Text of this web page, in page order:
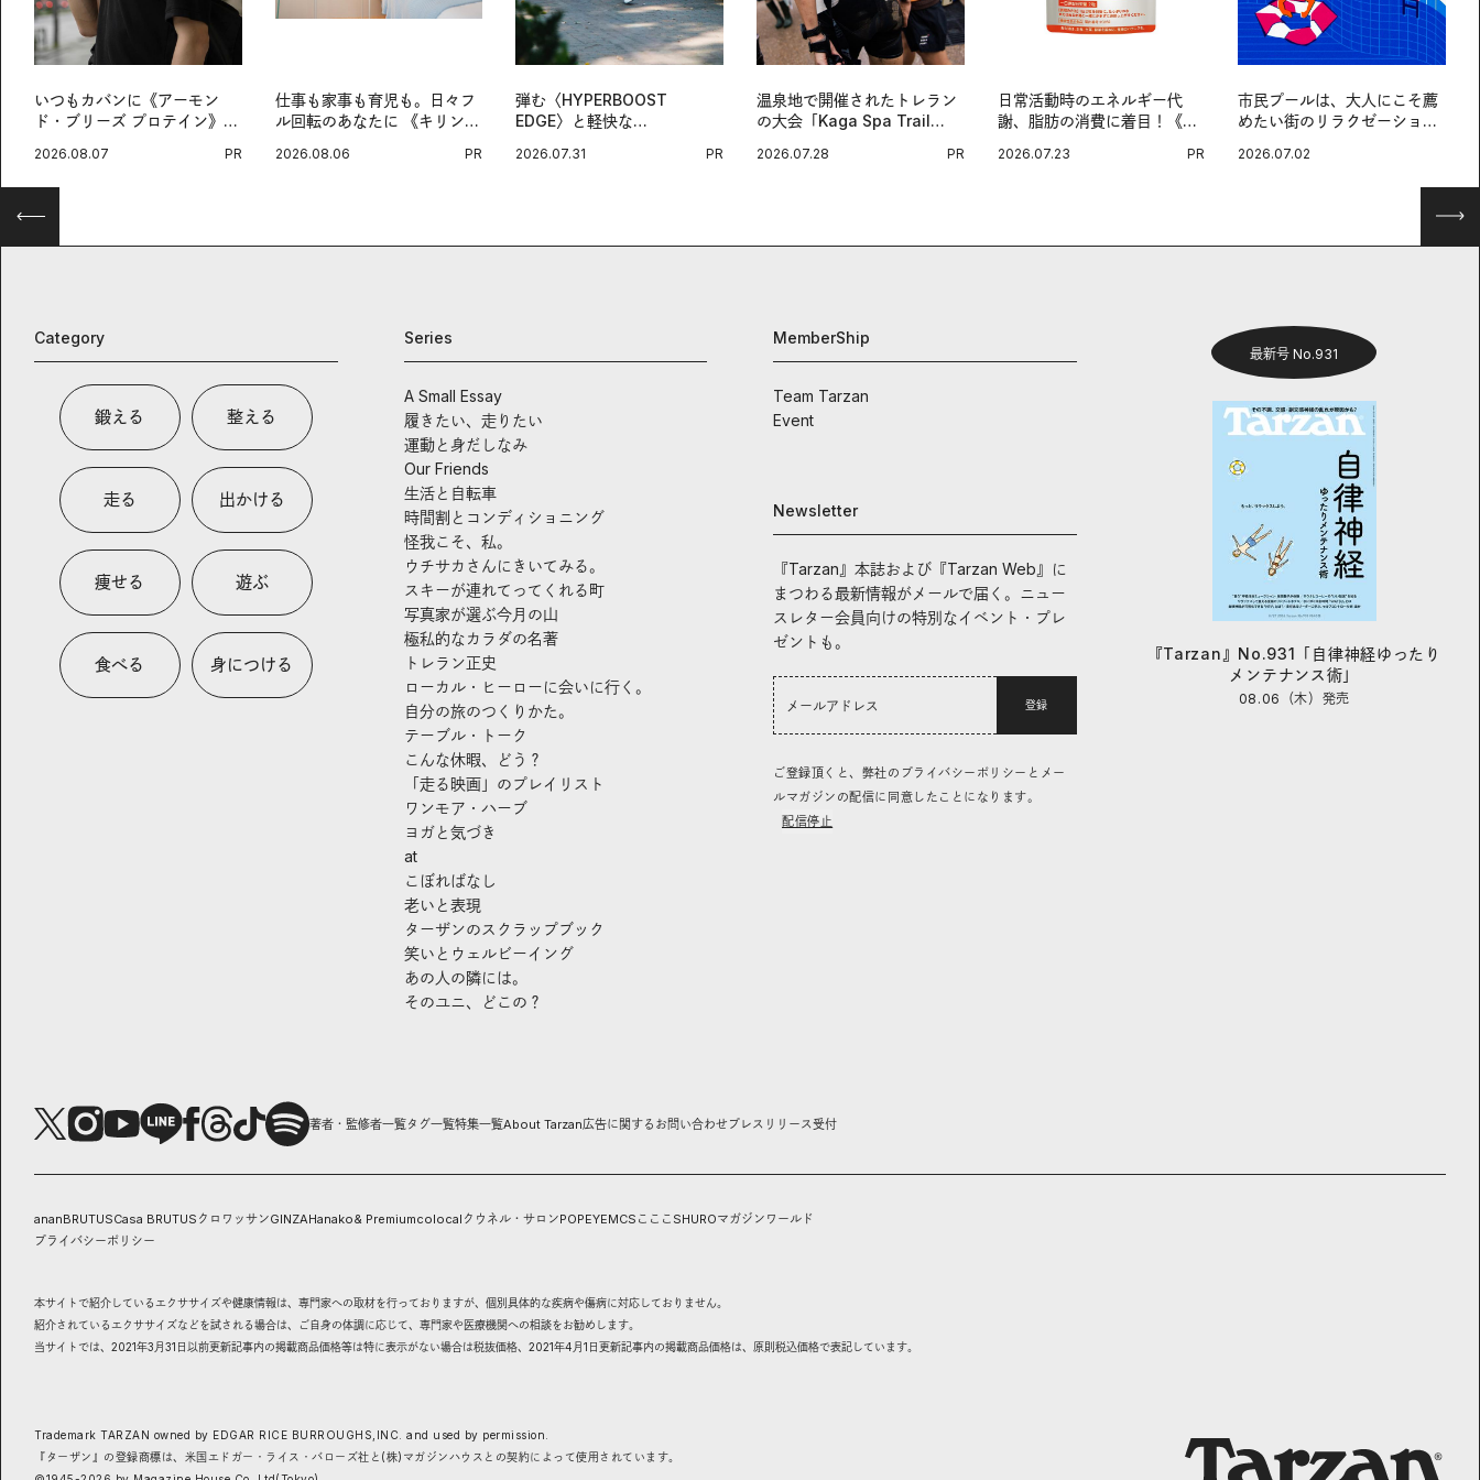
いつもカバンに《アーモン
ド・ブリーズ プロテイン》
ィショニング習慣。
2026.08.07 PR
仕事も家事も育児も。日々フ
ル回転のあなたに 《キリン
慣。
2026.08.06 PR
弾む〈HYPERBOOST
EDGE〉と軽快な
に寄り添うアディダスが打ち
2026.07.31 PR
温泉地で開催されたトレラン
の大会「Kaga Spa Trail
UTMB」。本戦を夢見るラン
2026.07.28 PR
日常活動時のエネルギー代
謝、脂肪の消費に着目！《メ
体メンテ習慣。
2026.07.23 PR
市民プールは、大人にこそ薦
めたい街のリラクゼーション
2026.07.02
Category
鍛える 整える
走る 出かける
痩せる 遊ぶ
食べる 身につける
Series
A Small Essay
履きたい、走りたい
運動と身だしなみ
Our Friends
生活と自転車
時間割とコンディショニング
怪我こそ、私。
ウチサカさんにきいてみる。
スキーが連れてってくれる町
写真家が選ぶ今月の山
極私的なカラダの名著
トレラン正史
ローカル・ヒーローに会いに行く。
自分の旅のつくりかた。
テーブル・トーク
こんな休暇、どう？
「走る映画」のプレイリスト
ワンモア・ハーブ
ヨガと気づき
at
こぼればなし
老いと表現
ターザンのスクラップブック
笑いとウェルビーイング
あの人の隣には。
そのユニ、どこの？
MemberShip
Team Tarzan
Event
Newsletter
『Tarzan』本誌および『Tarzan Web』に
まつわる最新情報がメールで届く。ニュー
スレター会員向けの特別なイベント・プレ
ゼントも。
登録
ご登録頂くと、弊社のプライバシーポリシーとメー
ルマガジンの配信に同意したことになります。
配信停止
最新号 No.931
『Tarzan』No.931「自律神経ゆったり
メンテナンス術」
08.06（木） 発売
著者・監修者一覧タグ一覧特集一覧About Tarzan広告に関するお問い合わせ プレスリリース受付
ananBRUTUSCasa BRUTUS クロワッサンGINZAHanako& Premiumcolocal クウネル・サロンPOPEYEMCS こここ SHUROマガジンワールド
プライバシーポリシー
本サイトで紹介しているエクササイズや健康情報は、専門家への取材を行っておりますが、個別具体的な疾病や傷病に対応しておりません。
紹介されているエクササイズなどを試される場合は、ご自身の体調に応じて、専門家や医療機関への相談をお勧めします。
当サイトでは、2021年3月31日以前更新記事内の掲載商品価格等は特に表示がない場合は税抜価格、2021年4月1日更新記事内の掲載商品価格は、原則税込価格で表記しています。
Trademark TARZAN owned by EDGAR RICE BURROUGHS,INC. and used by permission.
『ターザン』の登録商標は、米国エドガー・ライス・バローズ社と(株)マガジンハウスとの契約によって使用されています。